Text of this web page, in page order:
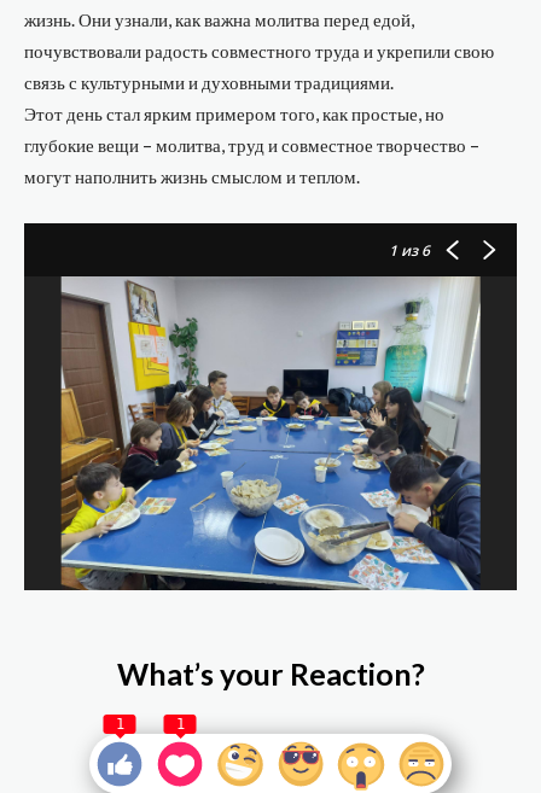
жизнь. Они узнали, как важна молитва перед едой,
почувствовали радость совместного труда и укрепили свою
связь с культурными и духовными традициями.
Этот день стал ярким примером того, как простые, но
глубокие вещи – молитва, труд и совместное творчество –
могут наполнить жизнь смыслом и теплом.
1 из 6
What’s your Reaction?
1 1